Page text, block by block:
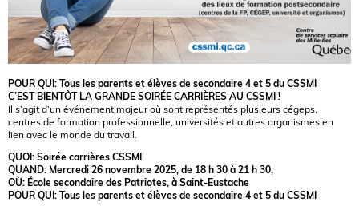
POUR QUI: Tous les parents et élèves de secondaire 4 et 5 du CSSMI
C’EST BIENTÔT LA GRANDE SOIRÉE CARRIÈRES AU CSSMI !
Il s’agit d’un événement majeur où sont représentés plusieurs cégeps,
centres de formation professionnelle, universités et autres organismes en
lien avec le monde du travail.
QUOI: Soirée carrières CSSMI
QUAND: Mercredi 26 novembre 2025, de 18 h 30 à 21 h 30,
OÙ: École secondaire des Patriotes, à Saint-Eustache
POUR QUI: Tous les parents et élèves de secondaire 4 et 5 du CSSMI